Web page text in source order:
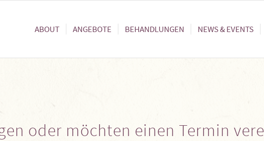
ABOUT ANGEBOTE BEHANDLUNGEN NEWS & EVENTS
oder möchten einen Termin